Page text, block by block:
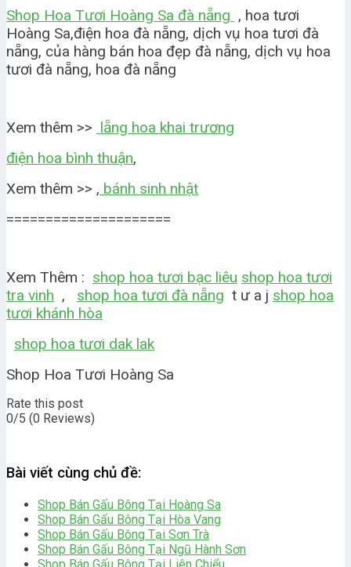
Shop Hoa Tươi Hoàng Sa đà nẵng , hoa tươi
Hoàng Sa,điện hoa đà nẵng, dịch vụ hoa tươi đà
nẵng, của hàng bán hoa đẹp đà nẵng, dịch vụ hoa
tươi đà nẵng, hoa đà nẵng
Xem thêm >> lẵng hoa khai trương
điện hoa bình thuận,
Xem thêm >> , bánh sinh nhật
=====================
Xem Thêm : shop hoa tươi bạc liêu shop hoa tươi
tra vinh , shop hoa tươi đà nẵng t ư a j shop hoa
tươi khánh hòa
shop hoa tươi dak lak
Shop Hoa Tươi Hoàng Sa
Rate this post
0/5 (0 Reviews)
Bài viết cùng chủ đề:
Shop Bán Gấu Bông Tại Hoàng Sa
Shop Bán Gấu Bông Tại Hòa Vang
Shop Bán Gấu Bông Tại Sơn Trà
Shop Bán Gấu Bông Tại Ngũ Hành Sơn